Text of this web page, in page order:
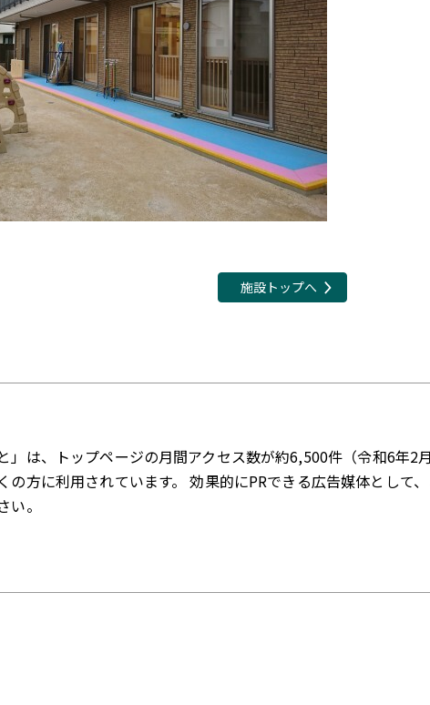
施設トップへ
」は、トップページの月間アクセス数が約6,500件（令和6年2
の方に利用されています。 効果的にPRできる広告媒体として
。